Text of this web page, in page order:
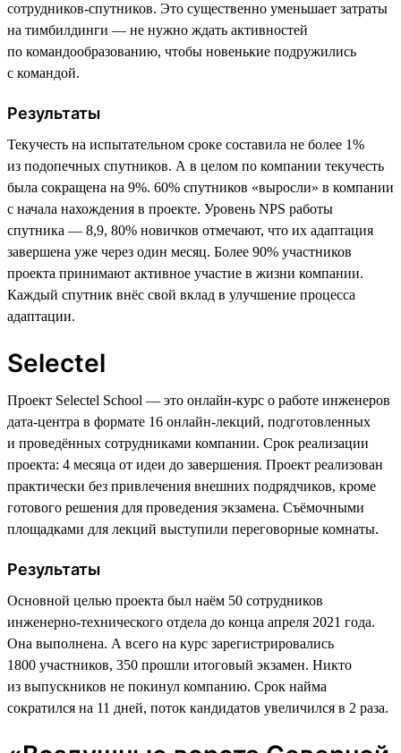
сотрудников-спутников. Это существенно уменьшает затраты
на тимбилдинги — не нужно ждать активностей
по командообразованию, чтобы новенькие подружились
с командой.
Результаты
Текучесть на испытательном сроке составила не более 1%
из подопечных спутников. А в целом по компании текучесть
была сокращена на 9%. 60% спутников «выросли» в компании
с начала нахождения в проекте. Уровень NPS работы
спутника — 8,9, 80% новичков отмечают, что их адаптация
завершена уже через один месяц. Более 90% участников
проекта принимают активное участие в жизни компании.
Каждый спутник внёс свой вклад в улучшение процесса
адаптации.
Selectel
Проект Selectel School — это онлайн-курс о работе инженеров
дата-центра в формате 16 онлайн-лекций, подготовленных
и проведённых сотрудниками компании. Срок реализации
проекта: 4 месяца от идеи до завершения. Проект реализован
практически без привлечения внешних подрядчиков, кроме
готового решения для проведения экзамена. Съёмочными
площадками для лекций выступили переговорные комнаты.
Результаты
Основной целью проекта был наём 50 сотрудников
инженерно-технического отдела до конца апреля 2021 года.
Она выполнена. А всего на курс зарегистрировались
1800 участников, 350 прошли итоговый экзамен. Никто
из выпускников не покинул компанию. Срок найма
сократился на 11 дней, поток кандидатов увеличился в 2 раза.